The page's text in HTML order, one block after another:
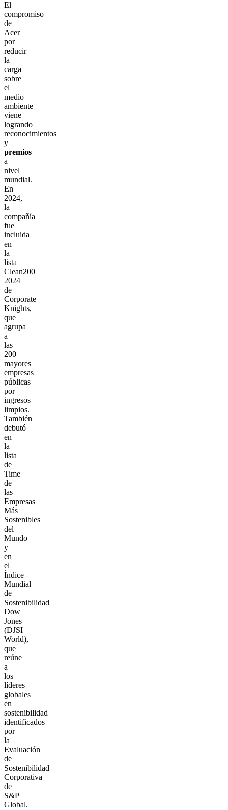
El
compromiso
de
Acer
por
reducir
la
carga
sobre
el
medio
ambiente
viene
logrando
reconocimientos
y
premios
a
nivel
mundial.
En
2024,
la
compañía
fue
incluida
en
la
lista
Clean200
2024
de
Corporate
Knights,
que
agrupa
a
las
200
mayores
empresas
públicas
por
ingresos
limpios.
También
debutó
en
la
lista
de
Time
de
las
Empresas
Más
Sostenibles
del
Mundo
y
en
el
Índice
Mundial
de
Sostenibilidad
Dow
Jones
(DJSI
World),
que
reúne
a
los
líderes
globales
en
sostenibilidad
identificados
por
la
Evaluación
de
Sostenibilidad
Corporativa
de
S&P
Global.